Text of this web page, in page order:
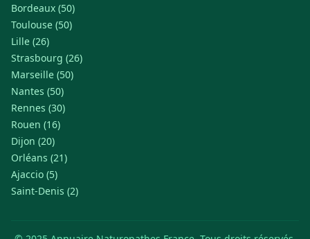
Bordeaux (50)
Toulouse (50)
Lille (26)
Strasbourg (26)
Marseille (50)
Nantes (50)
Rennes (30)
Rouen (16)
Dijon (20)
Orléans (21)
Ajaccio (5)
Saint-Denis (2)